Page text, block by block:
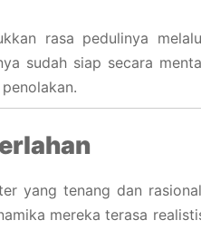
rasa pedulinya
sudah siap secara
yang tenang dan
mereka terasa